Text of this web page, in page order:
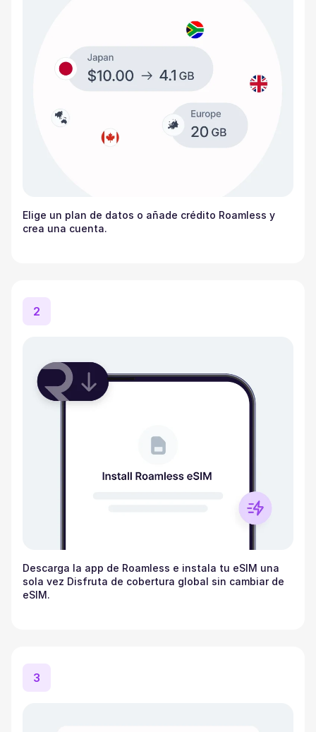
Elige un plan de datos o añade crédito Roamless y
crea una cuenta.
2
Descarga la app de Roamless e instala tu eSIM una
sola vez Disfruta de cobertura global sin cambiar de
eSIM.
3